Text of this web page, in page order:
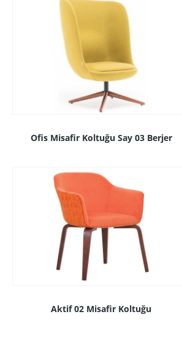
Ofis Misafir Koltuğu Say 03 Berjer
Aktif 02 Misafir Koltuğu